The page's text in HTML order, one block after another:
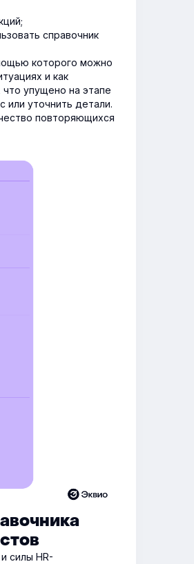
справочник
которого можно
и как
упущено на этапе
или уточнить детали.
повторяющихся
силы HR-